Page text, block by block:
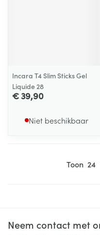
Incara T4 Slim Sticks Gel
Liquide 28
€ 39,90
Niet beschikbaar
Toon
Neem contact met